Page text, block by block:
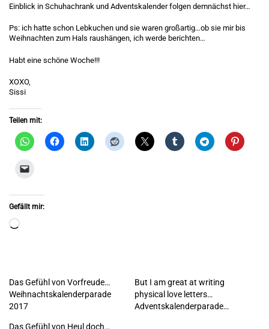
Einblick in Schuhachrank und Adventskalender folgen demnächst hier…
Ps: ich hatte schon Lebkuchen und sie waren großartig…ob sie mir bis
Weihnachten zum Hals raushängen, ich werde berichten…
Habt eine schöne Woche!!!
XOXO,
Sissi
Teilen mit:
Gefällt mir:
Wird
Das Gefühl von Vorfreude…
Weihnachtskalenderparade
2017
But I am great at writing
physical love letters…
Adventskalenderparade…
Das Gefühl von Heul doch…